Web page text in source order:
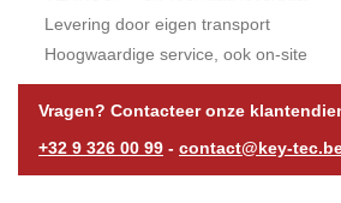
Levering door eigen transport
Hoogwaardige service, ook on-site
Vragen? Contacteer onze
+32 9 326 00 99 - contact@key-